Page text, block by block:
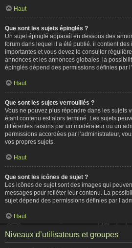
Haut
Que sont les sujets épinglés ?
Un sujet épinglé apparaît en dessous des
forum dans lequel il a été publié. il contient
importantes et vous devez le consulter
annonces et les annonces globales, la
épinglés dépend des permissions définies par
Haut
Que sont les sujets verrouillés ?
Vous ne pouvez plus répondre dans les sujets
étant contenu est alors terminé. Les sujets
différentes raisons par un modérateur ou un
permissions accordées par l’administrateur,
vos propres sujets.
Haut
Que sont les icônes de sujet ?
Les icônes de sujet sont des images qui
messages pour refléter leur contenu. La
sujet dépend des permissions définies par
Haut
Niveaux d’utilisateurs et groupes